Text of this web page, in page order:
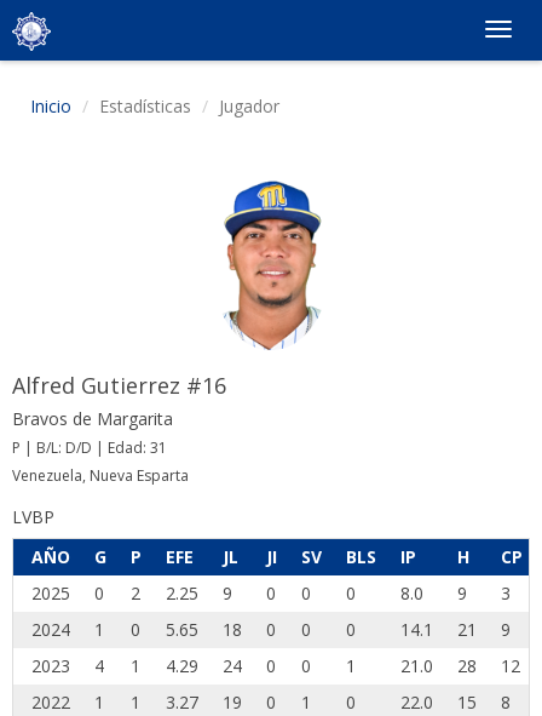
Inicio Estadísticas Jugador
Alfred Gutierrez #16
Bravos de Margarita
P | B/L: D/D | Edad: 31
Venezuela, Nueva Esparta
LVBP
AÑO
G P EFE JL JI SV BLS IP H
CP
2025
0 2 2.25 9 0 0 0 8.0 9
3
2024
1 0 5.65 18 0 0 0 14.1 21
9
2023
4 1 4.29 24 0 0 1 21.0 28
12
2022
1 1 3.27 19 0 1 0 22.0 15
8